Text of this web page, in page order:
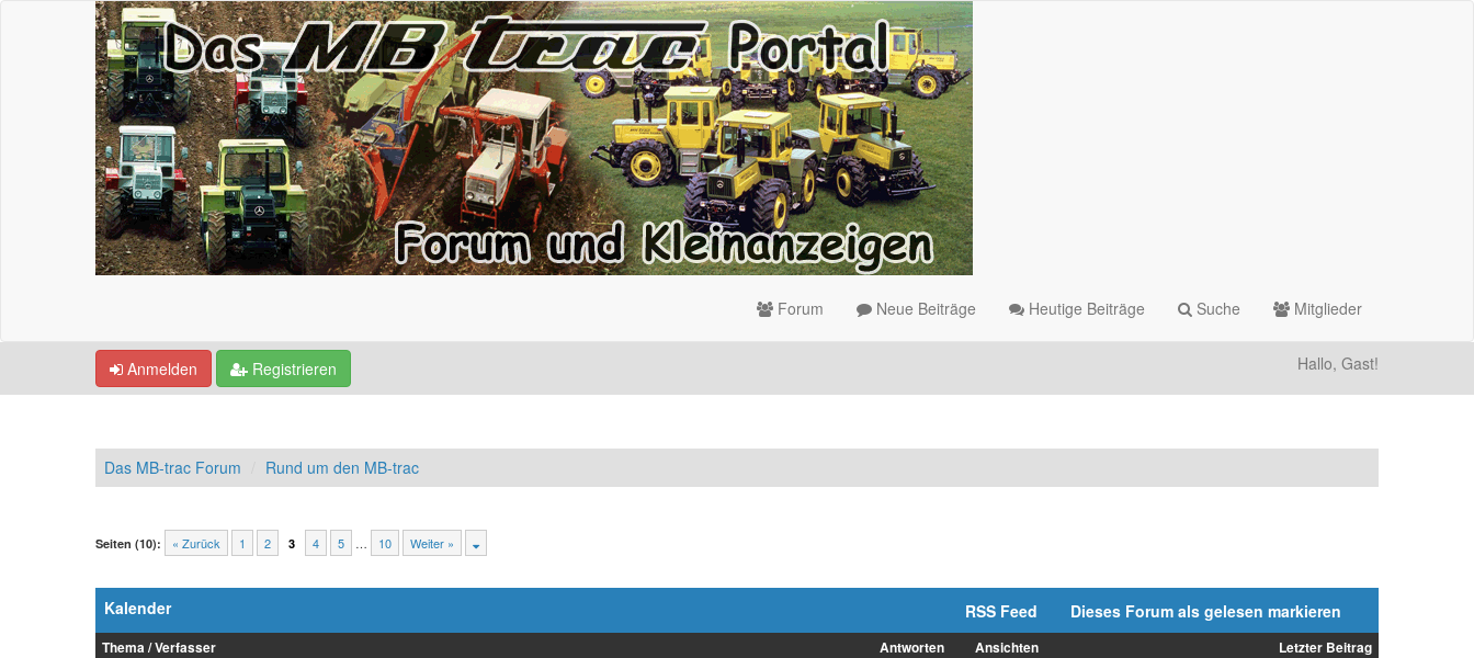
Forum Neue Beiträge Heutige Beiträge Suche Mitglieder
Anmelden Registrieren Hallo, Gast!
Das MB-trac Forum Rund um den MB-trac
Seiten (10): « Zurück 1 2 3 4 5 … 10 Weiter »
Kalender RSS Feed Dieses Forum als gelesen markieren
Thema /Verfasser Antworten Ansichten Letzter Beitrag